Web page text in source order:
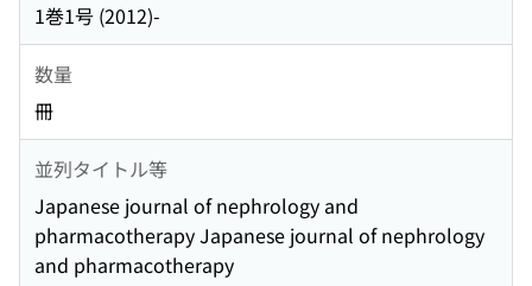
1巻1号 (2012)-
数量
冊
並列タイトル等
Japanese journal of nephrology and
pharmacotherapy Japanese journal of nephrology
and pharmacotherapy